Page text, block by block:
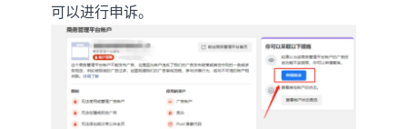
可以进行申诉。